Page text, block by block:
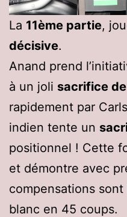
La 11ème partie,
décisive.
Anand prend
à un joli sacrifice
rapidement par
indien tente un
positionnel ! Cette
et démontre avec
compensations
blanc en 45 coups.